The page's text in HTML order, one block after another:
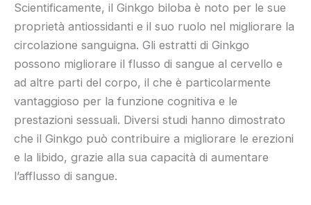
Scientificamente, il Ginkgo biloba è noto per le sue
proprietà antiossidanti e il suo ruolo nel migliorare la
circolazione sanguigna. Gli estratti di Ginkgo
possono migliorare il flusso di sangue al cervello e
ad altre parti del corpo, il che è particolarmente
vantaggioso per la funzione cognitiva e le
prestazioni sessuali. Diversi studi hanno dimostrato
che il Ginkgo può contribuire a migliorare le erezioni
e la libido, grazie alla sua capacità di aumentare
l’afflusso di sangue.